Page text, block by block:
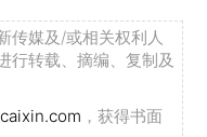
传媒及/或相关权利人
行转载、摘编、复制及
，获得书面